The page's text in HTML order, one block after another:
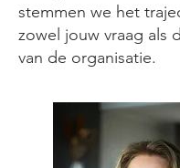
stemmen we het
zowel jouw vraag als
van de organisatie.